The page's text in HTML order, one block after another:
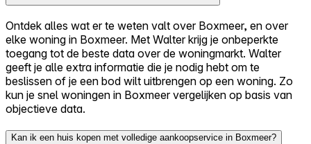
Ontdek alles wat er te weten valt over Boxmeer, en over
elke woning in Boxmeer. Met Walter krijg je onbeperkte
toegang tot de beste data over de woningmarkt. Walter
geeft je alle extra informatie die je nodig hebt om te
beslissen of je een bod wilt uitbrengen op een woning. Zo
kun je snel woningen in Boxmeer vergelijken op basis van
objectieve data.
Kan ik een huis kopen met volledige aankoopservice in Boxmeer?